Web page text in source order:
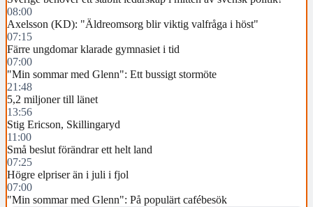
08:00
Axelsson (KD): "Äldreomsorg blir viktig valfråga i höst"
07:15
Färre ungdomar klarade gymnasiet i tid
07:00
"Min sommar med Glenn": Ett bussigt stormöte
21:48
5,2 miljoner till länet
13:56
Stig Ericson, Skillingaryd
11:00
Små beslut förändrar ett helt land
07:25
Högre elpriser än i juli i fjol
07:00
"Min sommar med Glenn": På populärt cafébesök